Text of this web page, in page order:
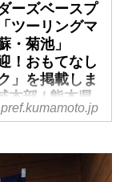
ーズベースプ
ツーリングマ
・菊池」
！おもてなし
」を掲載しま
本部 / 熊本県